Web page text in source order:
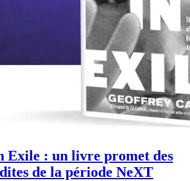
Exile : un livre promet des
de la période NeXT